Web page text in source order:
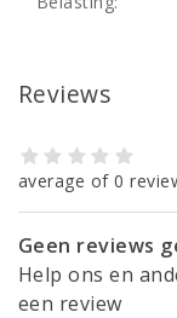
Reviews
average of 0
Geen reviews
Help ons en
een review